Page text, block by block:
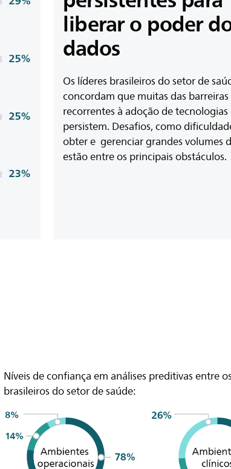
liberar o poder
dados
Os líderes brasileiros do setor de
concordam que muitas das barreiras
recorrentes à adoção de
persistem. Desafios, como
obter e ​ gerenciar grandes volumes
estão entre os principais obstáculos.
Níveis de confiança em análises preditivas entre
brasileiros do setor de saúde​: